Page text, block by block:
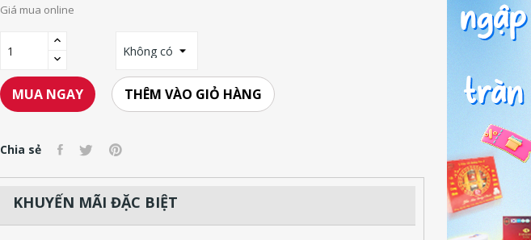
Giá mua online
MUA NGAY THÊM VÀO GIỎ HÀNG
Chia sẻ
KHUYẾN MÃI ĐẶC BIỆT